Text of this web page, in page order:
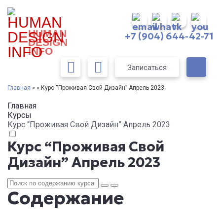
HUMAN
DESIGN
INFO
+7 (904) 644-42-71
Записаться
Главная » » Курс “Проживая Свой Дизайн” Апрель 2023
Главная
Курсы
Курс “Проживая Свой Дизайн” Апрель 2023
Курс “Проживая Свой
Дизайн” Апрель 2023
Содержание